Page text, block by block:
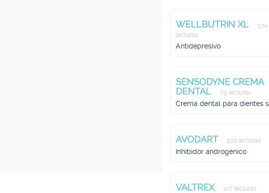
WELLBUTRIN XL
524
lecturas
Antidepresivo
SENSODYNE CREMA
DENTAL
79 lecturas
Crema dental para dientes
AVODART 520 lecturas
Inhibidor androgénico
VALTREX 107 lecturas